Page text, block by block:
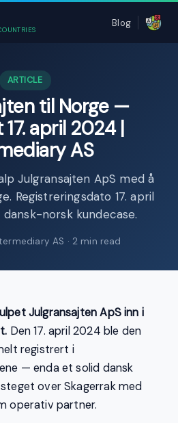
Blog
ARTICLE
til Norge —
april 2024 |
AS
Julgransajten ApS med å
Registreringsdato 17. april
norsk kundecase.
AS · 2 min read
Julgransajten ApS inn i
Den 17. april 2024 ble den
registrert i
— enda et solid dansk
over Skagerrak med
operativ partner.